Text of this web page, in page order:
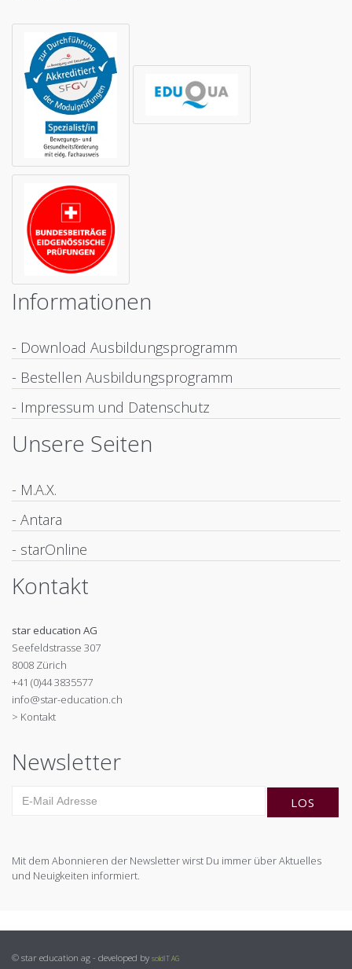
Informationen
- Download Ausbildungsprogramm
- Bestellen Ausbildungsprogramm
- Impressum und Datenschutz
Unsere Seiten
- M.A.X.
- Antara
- starOnline
Kontakt
star education AG
Seefeldstrasse 307
8008 Zürich
+41 (0)44 3835577
info@star-education.ch
> Kontakt
Newsletter
Mit dem Abonnieren der Newsletter wirst Du immer über Aktuelles
und Neuigkeiten informiert.
© star education ag - developed by solidIT AG